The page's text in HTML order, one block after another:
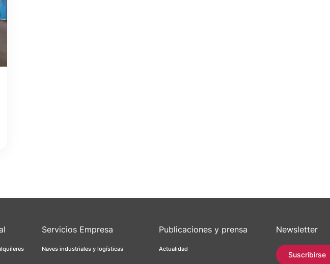
Servicios Empresa
Naves industriales y logísticas
Publicaciones y prensa
Actualidad
Newsletter
Suscribirse